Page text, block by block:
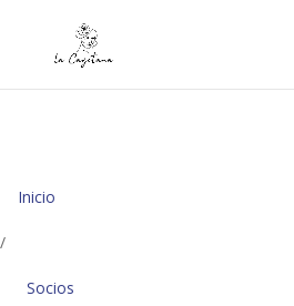
Inicio
/
Socios